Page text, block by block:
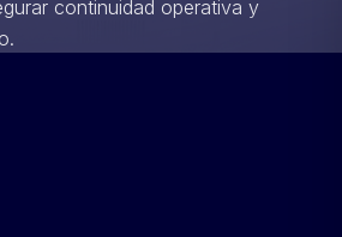
continuidad operativa y